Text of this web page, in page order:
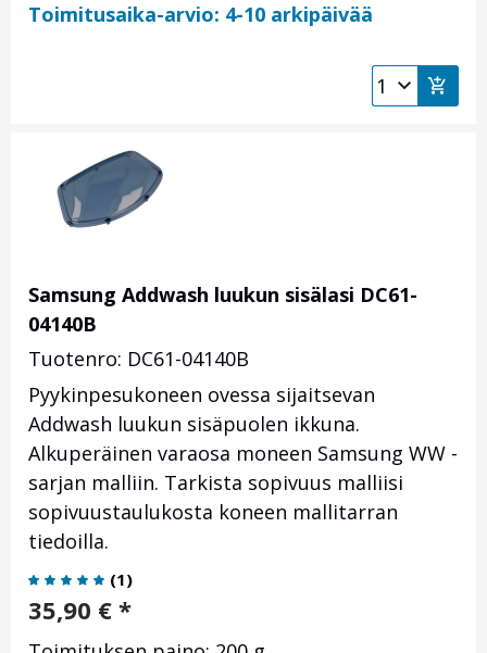
Toimitusaika-arvio: 4-10 arkipäivää
Samsung Addwash luukun sisälasi DC61-
04140B
Tuotenro: DC61-04140B
Pyykinpesukoneen ovessa sijaitsevan
Addwash luukun sisäpuolen ikkuna.
Alkuperäinen varaosa moneen Samsung WW -
sarjan malliin. Tarkista sopivuus malliisi
sopivuustaulukosta koneen mallitarran
tiedoilla.
(1)
35,90 € *